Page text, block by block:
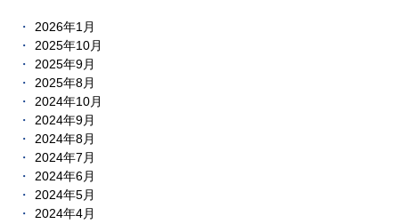
2026年1月
2025年10月
2025年9月
2025年8月
2024年10月
2024年9月
2024年8月
2024年7月
2024年6月
2024年5月
2024年4月